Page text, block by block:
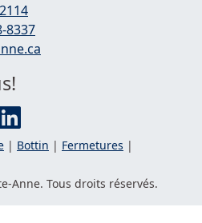
8337
| Bottin | Fermetures |
Anne. Tous droits réservés.